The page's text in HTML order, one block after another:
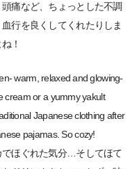
痛など、ちょっとした不調
行を良くしてくれたりしま
！
warm, relaxed and glowing-
cream or a yummy yakult
Japanese clothing after
pajamas. So cozy!
ほぐれた気分…そしてほて